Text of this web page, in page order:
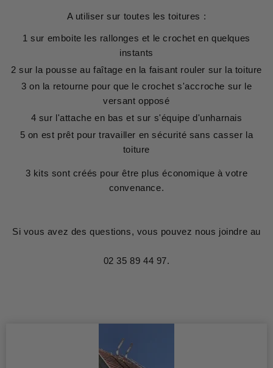
A utiliser sur toutes les toitures :
1 sur emboite les rallonges et le crochet en quelques
instants
2 sur la pousse au faîtage en la faisant rouler sur la toiture
3 on la retourne pour que le crochet s'accroche sur le
versant opposé
4 sur l'attache en bas et sur s'équipe d'unharnais
5 on est prêt pour travailler en sécurité sans casser la
toiture
3 kits sont créés pour être plus économique à votre
convenance.
Si vous avez des questions, vous pouvez nous joindre au
02 35 89 44 97.